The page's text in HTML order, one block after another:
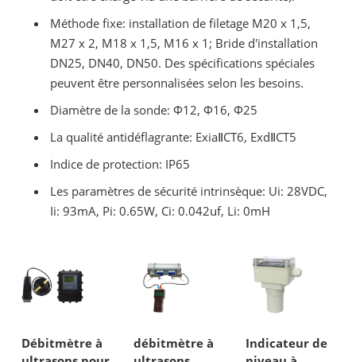
Méthode fixe: installation de filetage M20 x 1,5,
M27 x 2, M18 x 1,5, M16 x 1; Bride d'installation
DN25, DN40, DN50. Des spécifications spéciales
peuvent être personnalisées selon les besoins.
Diamètre de la sonde: Φ12, Φ16, Φ25
La qualité antidéflagrante: ExiaⅡCT6, ExdⅡCT5
Indice de protection: IP65
Les paramètres de sécurité intrinsèque: Ui: 28VDC,
Ii: 93mA, Pi: 0.65W, Ci: 0.042uf, Li: 0mH
Débitmètre à
débitmètre à
Indicateur de